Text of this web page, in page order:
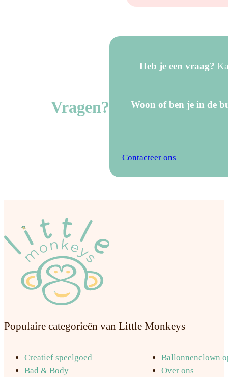
Vragen?
Heb je een vraag?
Woon of ben je in de
Contacteer ons
Populaire categorieën van Little Monkeys
Creatief speelgoed
Bad & Body
Ballonnenclown
Over ons